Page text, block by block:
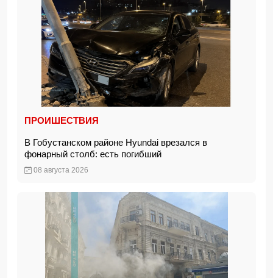
ПРОИШЕСТВИЯ
В Гобустанском районе Hyundai врезался в
фонарный столб: есть погибший
08 августа 2026